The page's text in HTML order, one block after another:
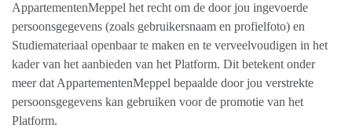
AppartementenMeppel het recht om de door jou ingevoerde
persoonsgegevens (zoals gebruikersnaam en profielfoto) en
Studiemateriaal openbaar te maken en te verveelvoudigen in het
kader van het aanbieden van het Platform. Dit betekent onder
meer dat AppartementenMeppel bepaalde door jou verstrekte
persoonsgegevens kan gebruiken voor de promotie van het
Platform.